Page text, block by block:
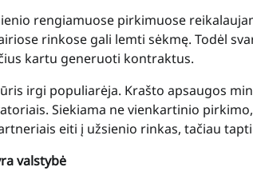
rengiamuose pirkimuose
rinkose gali lemti sėkmę. Todėl
kartu generuoti kontraktus.
irgi populiarėja. Krašto apsaugos
Siekiama ne vienkartinio
eiti į užsienio rinkas, tačiau
valstybė